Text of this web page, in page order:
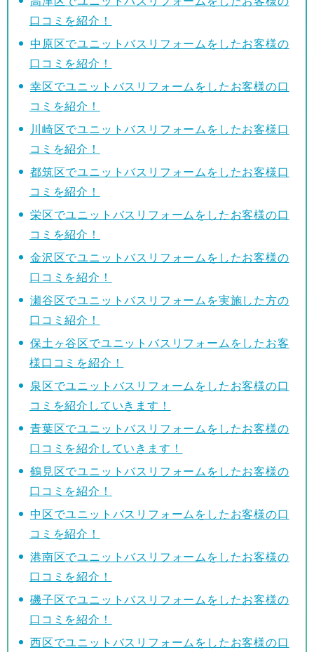
口コミを紹介！
中原区でユニットバスリフォームをしたお客様の
口コミを紹介！
幸区でユニットバスリフォームをしたお客様の口
コミを紹介！
川崎区でユニットバスリフォームをしたお客様口
コミを紹介！
都筑区でユニットバスリフォームをしたお客様口
コミを紹介！
栄区でユニットバスリフォームをしたお客様の口
コミを紹介！
金沢区でユニットバスリフォームをしたお客様の
口コミを紹介！
瀬谷区でユニットバスリフォームを実施した方の
口コミ紹介！
保土ヶ谷区でユニットバスリフォームをしたお客
様口コミを紹介！
泉区でユニットバスリフォームをしたお客様の口
コミを紹介していきます！
青葉区でユニットバスリフォームをしたお客様の
口コミを紹介していきます！
鶴見区でユニットバスリフォームをしたお客様の
口コミを紹介！
中区でユニットバスリフォームをしたお客様の口
コミを紹介！
港南区でユニットバスリフォームをしたお客様の
口コミを紹介！
磯子区でユニットバスリフォームをしたお客様の
口コミを紹介！
西区でユニットバスリフォームをしたお客様の口